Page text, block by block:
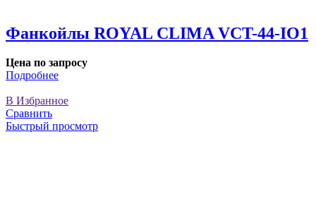
Фанкойлы ROYAL CLIMA VCT-44-IO1
Цена по запросу
Подробнее
В Избранное
Сравнить
Быстрый просмотр